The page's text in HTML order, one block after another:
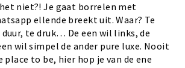
niet?! Je gaat borrelen met
ellende breekt uit. Waar? Te
te druk… De een wil links, de
wil simpel de ander pure luxe. Nooit
place to be, hier hop je van de ene